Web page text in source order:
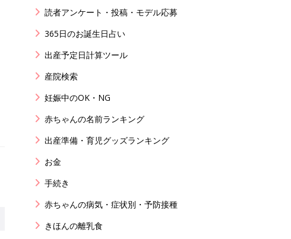
読者アンケート・投稿・モデル応募
365日のお誕生日占い
出産予定日計算ツール
産院検索
妊娠中のOK・NG
赤ちゃんの名前ランキング
出産準備・育児グッズランキング
お金
手続き
赤ちゃんの病気・症状別・予防接種
きほんの離乳食